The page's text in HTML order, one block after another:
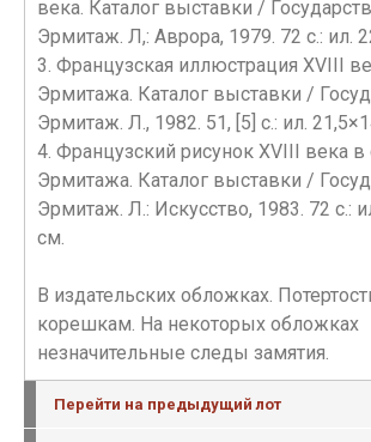
века. Каталог выставки /
Эрмитаж. Л,: Аврора, 1979. 72 с.: ил.
3. Французская иллюстрация XVIII
Эрмитажа. Каталог выставки /
Эрмитаж. Л., 1982. 51, [5] с.: ил.
4. Французский рисунок XVIII века в
Эрмитажа. Каталог выставки /
Эрмитаж. Л.: Искусство, 1983. 72 с.:
см.
В издательских обложках.
корешкам. На некоторых обложках
незначительные следы замятия.
Перейти на предыдущий лот